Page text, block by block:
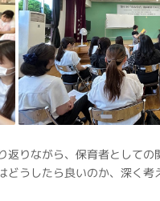
返りながら、保育者としての
うしたら良いのか、深く考